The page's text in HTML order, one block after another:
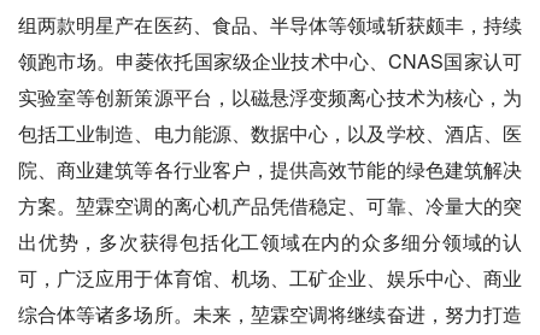
组两款明星产在医药、食品、半导体等领域斩获颇丰，持续
领跑市场。申菱依托国家级企业技术中心、CNAS国家认可
实验室等创新策源平台，以磁悬浮变频离心技术为核心，为
包括工业制造、电力能源、数据中心，以及学校、酒店、医
院、商业建筑等各行业客户，提供高效节能的绿色建筑解决
方案。堃霖空调的离心机产品凭借稳定、可靠、冷量大的突
出优势，多次获得包括化工领域在内的众多细分领域的认
可，广泛应用于体育馆、机场、工矿企业、娱乐中心、商业
综合体等诸多场所。未来，堃霖空调将继续奋进，努力打造